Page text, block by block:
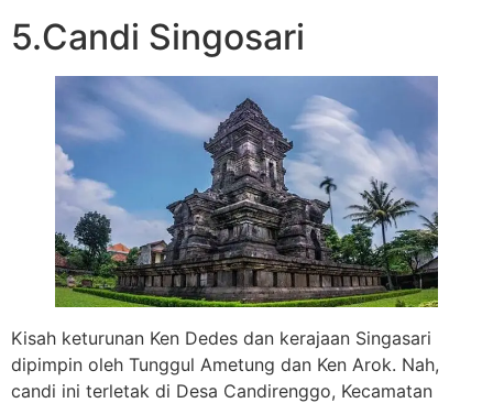
5.Candi Singosari
Kisah keturunan Ken Dedes dan kerajaan Singasari
dipimpin oleh Tunggul Ametung dan Ken Arok. Nah,
candi ini terletak di Desa Candirenggo, Kecamatan